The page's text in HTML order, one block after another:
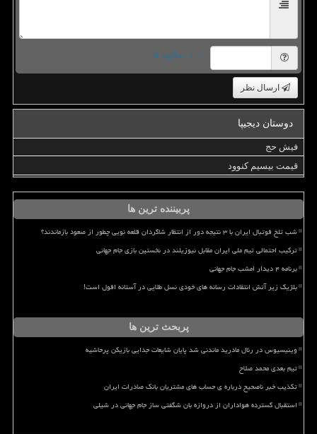
= ۱ بعلاوه ۵
ارسال نظر
دوستان دیجیپا
فیش حج
قیمت بیسیم کنوود
پربیننده ترین ها
شب تلخ فوتبال ایران با ۳ نتیجه دور از انتظار شاگردان قلعه نویی چطور از صعود بازماندند؟
ترکیب احتمالی تیم ملی ایران مقابل نیوزیلند در نخستین بازی جام جهانی
برنامه ۴ دیدار امشب جام جهانی
بلژیک زیر آتش انتقادات رسانه های خودی نسل طلایی در آستانه افول است!
پربحث ترین ها
وینیسیوس در رئال مادرید ماندنی شد پایان شایعات جدایی بازیکن پرحاشیه
تیم بعدی محمد صلاح
تکذیب خبر ناصحیح درباره ی حساب های مشتریان بانک صادرات ایران
استقبال گسترده هواداران از دروازه بان شگفتی ساز جام جهانی در شیلی